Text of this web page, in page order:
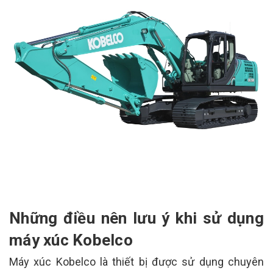
Những điều nên lưu ý khi sử dụng
máy xúc Kobelco
Máy xúc Kobelco là thiết bị được sử dụng chuyên